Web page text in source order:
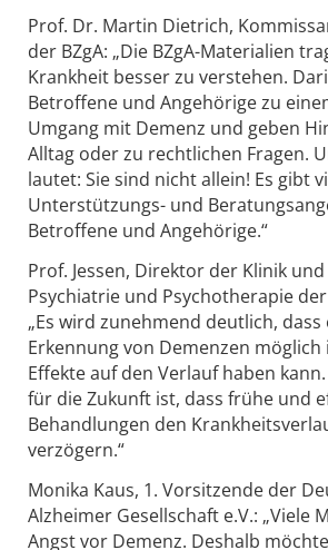
Prof. Dr. Martin Dietrich,
der BZgA: „Die BZgA-Materialien
Krankheit besser zu verstehen.
Betroffene und Angehörige zu
Umgang mit Demenz und geben
Alltag oder zu rechtlichen Fragen.
lautet: Sie sind nicht allein! Es gibt
Unterstützungs- und
Betroffene und Angehörige.“
Prof. Jessen, Direktor der Klinik
Psychiatrie und Psychotherapie
„Es wird zunehmend deutlich,
Erkennung von Demenzen
Effekte auf den Verlauf haben
für die Zukunft ist, dass frühe und
Behandlungen den
verzögern.“
Monika Kaus, 1. Vorsitzende der
Alzheimer Gesellschaft e.V.: „Viele
Angst vor Demenz. Deshalb